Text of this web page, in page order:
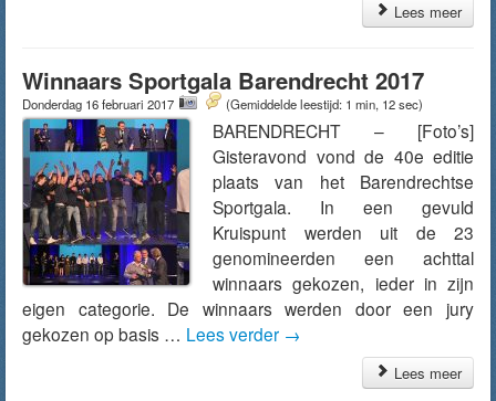
Lees meer
Winnaars Sportgala Barendrecht 2017
Donderdag 16 februari 2017 (Gemiddelde leestijd: 1 min, 12 sec)
BARENDRECHT – [Foto’s]
Gisteravond vond de 40e editie
plaats van het Barendrechtse
Sportgala. In een gevuld
Kruispunt werden uit de 23
genomineerden een achttal
winnaars gekozen, ieder in zijn
eigen categorie. De winnaars werden door een jury
gekozen op basis … Lees verder →
Lees meer